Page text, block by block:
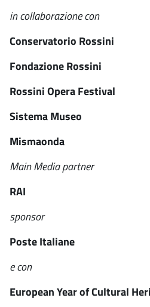
in collaborazione con
Conservatorio Rossini
Fondazione Rossini
Rossini Opera Festival
Sistema Museo
Mismaonda
Main Media partner
RAI
sponsor
Poste Italiane
e con
European Year of Cultural